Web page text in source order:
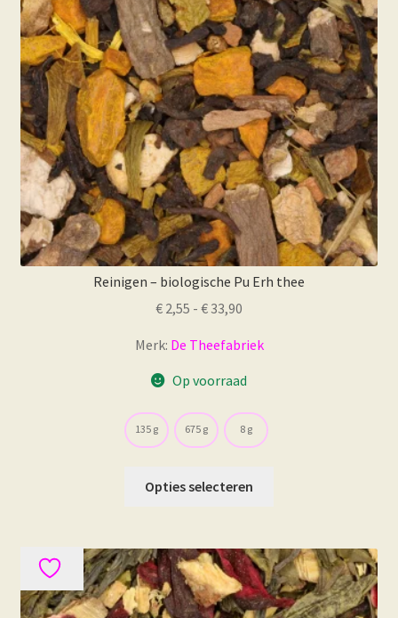
Reinigen – biologische Pu Erh thee
€ 2,55 - € 33,90
tot
€ 33,90
Merk: De Theefabriek
Op voorraad
135 g 675 g 8 g
Opties selecteren
variaties.
Deze
optie